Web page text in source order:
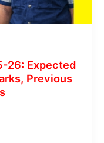
26: Expected
Previous